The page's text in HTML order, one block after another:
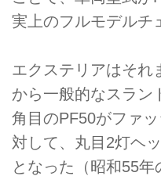
実上のフルモデルチ
エクステリアはそれ
から一般的なスラン
角目のPF50がファ
対して、丸目2灯ヘ
となった（昭和55